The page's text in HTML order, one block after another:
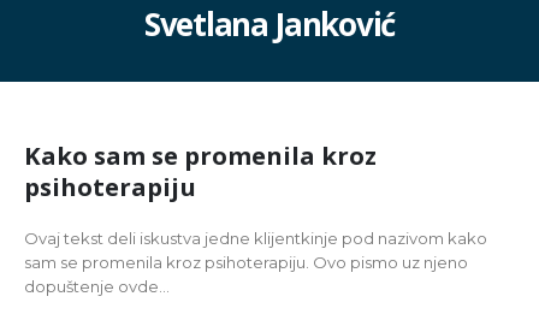
Svetlana Janković
Kako sam se promenila kroz
psihoterapiju
Ovaj tekst deli iskustva jedne klijentkinje pod nazivom kako
sam se promenila kroz psihoterapiju. Ovo pismo uz njeno
dopuštenje ovde...